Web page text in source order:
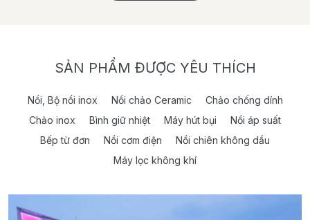
SẢN PHẨM ĐƯỢC YÊU THÍCH
Nồi, Bộ nồi inox Nồi chảo Ceramic
Chảo chống dính
Chảo inox
Bình giữ nhiệt Máy hút bụi
Nồi áp suất
Bếp từ đơn
Nồi cơm điện
Nồi chiên không dầu
Máy lọc không khí